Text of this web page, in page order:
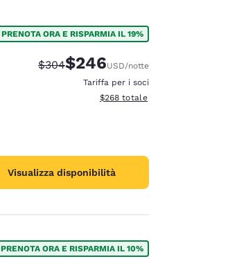
PRENOTA ORA E RISPARMIA IL 19%
Tariffa di barratura:
$304Tariffa scontata:
$246USD/notte
Tariffa per i soci
Visualizza i dettagli totali
$268 totale
Visualizza disponibilità
PRENOTA ORA E RISPARMIA IL 10%